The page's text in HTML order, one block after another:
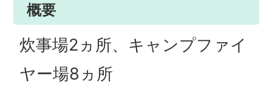
概要
炊事場2ヵ所、キャンプファイ
ヤー場8ヵ所